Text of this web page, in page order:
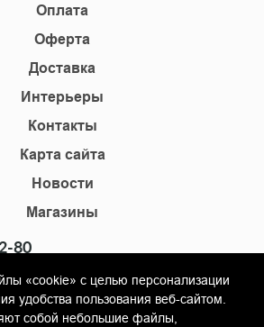
Оплата
Оферта
Доставка
Интерьеры
Контакты
Карта сайта
Новости
Магазины
80
«cookie» с целью персонализации
удобства пользования веб-сайтом.
собой небольшие файлы,